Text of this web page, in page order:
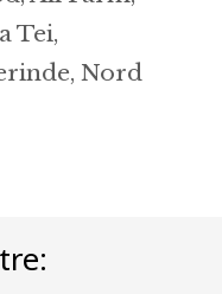
Tei,
Nord